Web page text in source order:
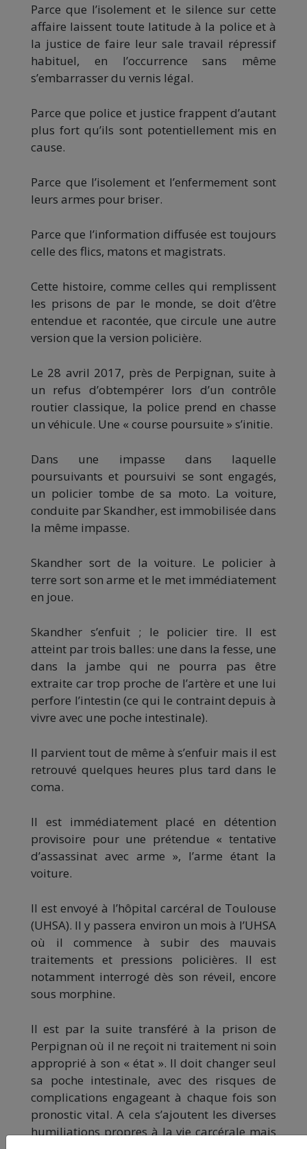
Parce que l’isolement et le silence sur cette
affaire laissent toute latitude à la police et à
la justice de faire leur sale travail répressif
habituel, en l’occurrence sans même
s’embarrasser du vernis légal.
Parce que police et justice frappent d’autant
plus fort qu’ils sont potentiellement mis en
cause.
Parce que l’isolement et l’enfermement sont
leurs armes pour briser.
Parce que l’information diffusée est toujours
celle des flics, matons et magistrats.
Cette histoire, comme celles qui remplissent
les prisons de par le monde, se doit d’être
entendue et racontée, que circule une autre
version que la version policière.
Le 28 avril 2017, près de Perpignan, suite à
un refus d’obtempérer lors d’un contrôle
routier classique, la police prend en chasse
un véhicule. Une « course poursuite » s’initie.
Dans une impasse dans laquelle
poursuivants et poursuivi se sont engagés,
un policier tombe de sa moto. La voiture,
conduite par Skandher, est immobilisée dans
la même impasse.
Skandher sort de la voiture. Le policier à
terre sort son arme et le met immédiatement
en joue.
Skandher s’enfuit ; le policier tire. Il est
atteint par trois balles: une dans la fesse, une
dans la jambe qui ne pourra pas être
extraite car trop proche de l’artère et une lui
perfore l’intestin (ce qui le contraint depuis à
vivre avec une poche intestinale).
Il parvient tout de même à s’enfuir mais il est
retrouvé quelques heures plus tard dans le
coma.
Il est immédiatement placé en détention
provisoire pour une prétendue « tentative
d’assassinat avec arme », l’arme étant la
voiture.
Il est envoyé à l’hôpital carcéral de Toulouse
(UHSA). Il y passera environ un mois à l’UHSA
où il commence à subir des mauvais
traitements et pressions policières. Il est
notamment interrogé dès son réveil, encore
sous morphine.
Il est par la suite transféré à la prison de
Perpignan où il ne reçoit ni traitement ni soin
approprié à son « état ». Il doit changer seul
sa poche intestinale, avec des risques de
complications engageant à chaque fois son
pronostic vital. A cela s’ajoutent les diverses
humiliations propres à la vie carcérale mais